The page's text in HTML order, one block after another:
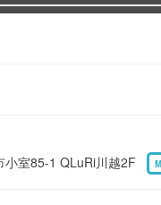
小室85-1 QLuRi川越2F